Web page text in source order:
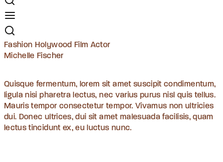
Fashion Holywood Film Actor
Michelle Fischer
Quisque fermentum, lorem sit amet suscipit condimentum,
ligula nisi pharetra lectus, nec varius purus nisl quis tellus.
Mauris tempor consectetur tempor. Vivamus non ultricies
dui. Donec ultrices, dui sit amet malesuada facilisis, quam
lectus tincidunt ex, eu luctus nunc.